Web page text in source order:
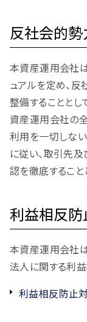
反社会的
本資産運用会社
ュアルを定め、
整備することとし
資産運用会社の
利用を一切しな
に従い、取引先
認を徹底すること
利益相反防
本資産運用会社
法人に関する利
利益相反防止